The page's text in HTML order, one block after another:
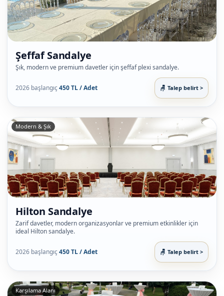
Şeffaf Sandalye
Şık, modern ve premium davetler için şeffaf plexi sandalye.
2026 başlangıç450 TL / Adet Talep belirt >
Modern & Şık
Hilton Sandalye
Zarif davetler, modern organizasyonlar ve premium etkinlikler için
ideal Hilton sandalye.
2026 başlangıç450 TL / Adet Talep belirt >
Karşılama Alanı